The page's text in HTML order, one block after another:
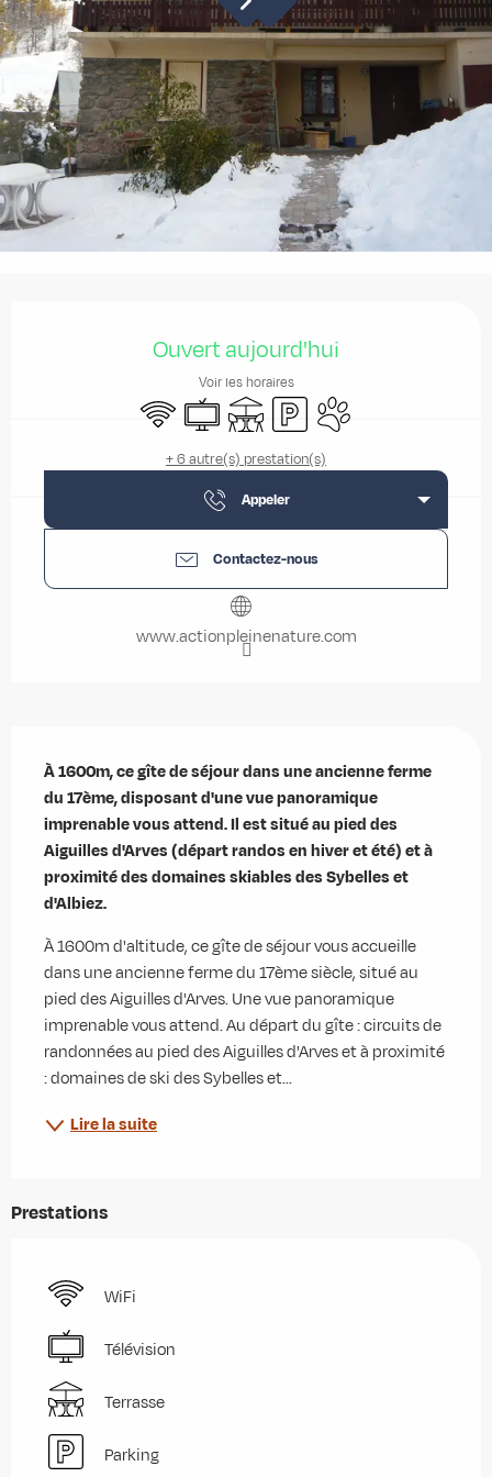
Ouvert aujourd'hui
Voir les horaires
WiFi TélévisionTerrasseParkingAnimaux acceptés
+ 6 autre(s) prestation(s)
Appeler
Contactez-nous
www.actionpleinenature.com
À 1600m, ce gîte de séjour dans une ancienne ferme
du 17ème, disposant d'une vue panoramique
imprenable vous attend. Il est situé au pied des
Aiguilles d'Arves (départ randos en hiver et été) et à
proximité des domaines skiables des Sybelles et
d'Albiez.
À 1600m d'altitude, ce gîte de séjour vous accueille
dans une ancienne ferme du 17ème siècle, situé au
pied des Aiguilles d'Arves. Une vue panoramique
imprenable vous attend. Au départ du gîte : circuits de
randonnées au pied des Aiguilles d'Arves et à proximité
: domaines de ski des Sybelles et...
Lire la suite
Prestations
WiFi
Télévision
Terrasse
Parking